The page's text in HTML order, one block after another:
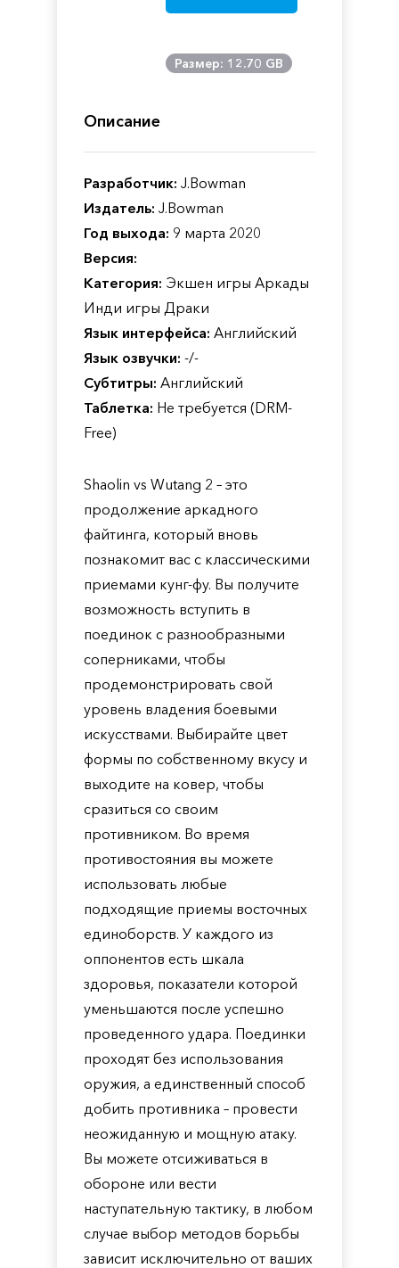
Размер: 12.70 GB
Описание
Разработчик: J.Bowman
Издатель: J.Bowman
Год выхода: 9 марта 2020
Версия:
Категория: Экшен игры Аркады
Инди игры Драки
Язык интерфейса: Английский
Язык озвучки: -/-
Субтитры: Английский
Таблетка: Не требуется (DRM-
Free)
Shaolin vs Wutang 2 – это
продолжение аркадного
файтинга, который вновь
познакомит вас с классическими
приемами кунг-фу. Вы получите
возможность вступить в
поединок с разнообразными
соперниками, чтобы
продемонстрировать свой
уровень владения боевыми
искусствами. Выбирайте цвет
формы по собственному вкусу и
выходите на ковер, чтобы
сразиться со своим
противником. Во время
противостояния вы можете
использовать любые
подходящие приемы восточных
единоборств. У каждого из
оппонентов есть шкала
здоровья, показатели которой
уменьшаются после успешно
проведенного удара. Поединки
проходят без использования
оружия, а единственный способ
добить противника – провести
неожиданную и мощную атаку.
Вы можете отсиживаться в
обороне или вести
наступательную тактику, в любом
случае выбор методов борьбы
зависит исключительно от ваших